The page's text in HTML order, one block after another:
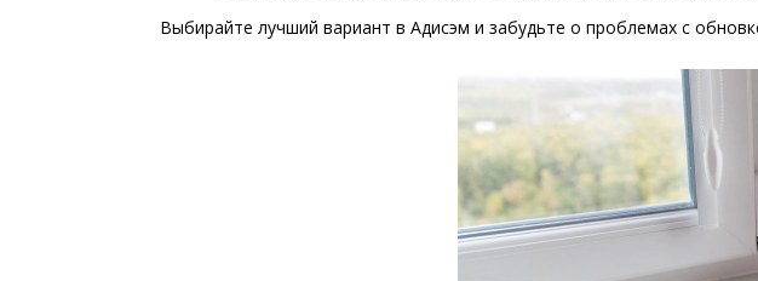
Выбирайте лучший вариант в Адисэм и забудьте о проблемах с